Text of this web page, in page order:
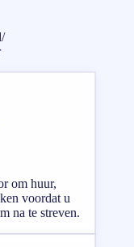
/
om huur,
voordat u
na te streven.